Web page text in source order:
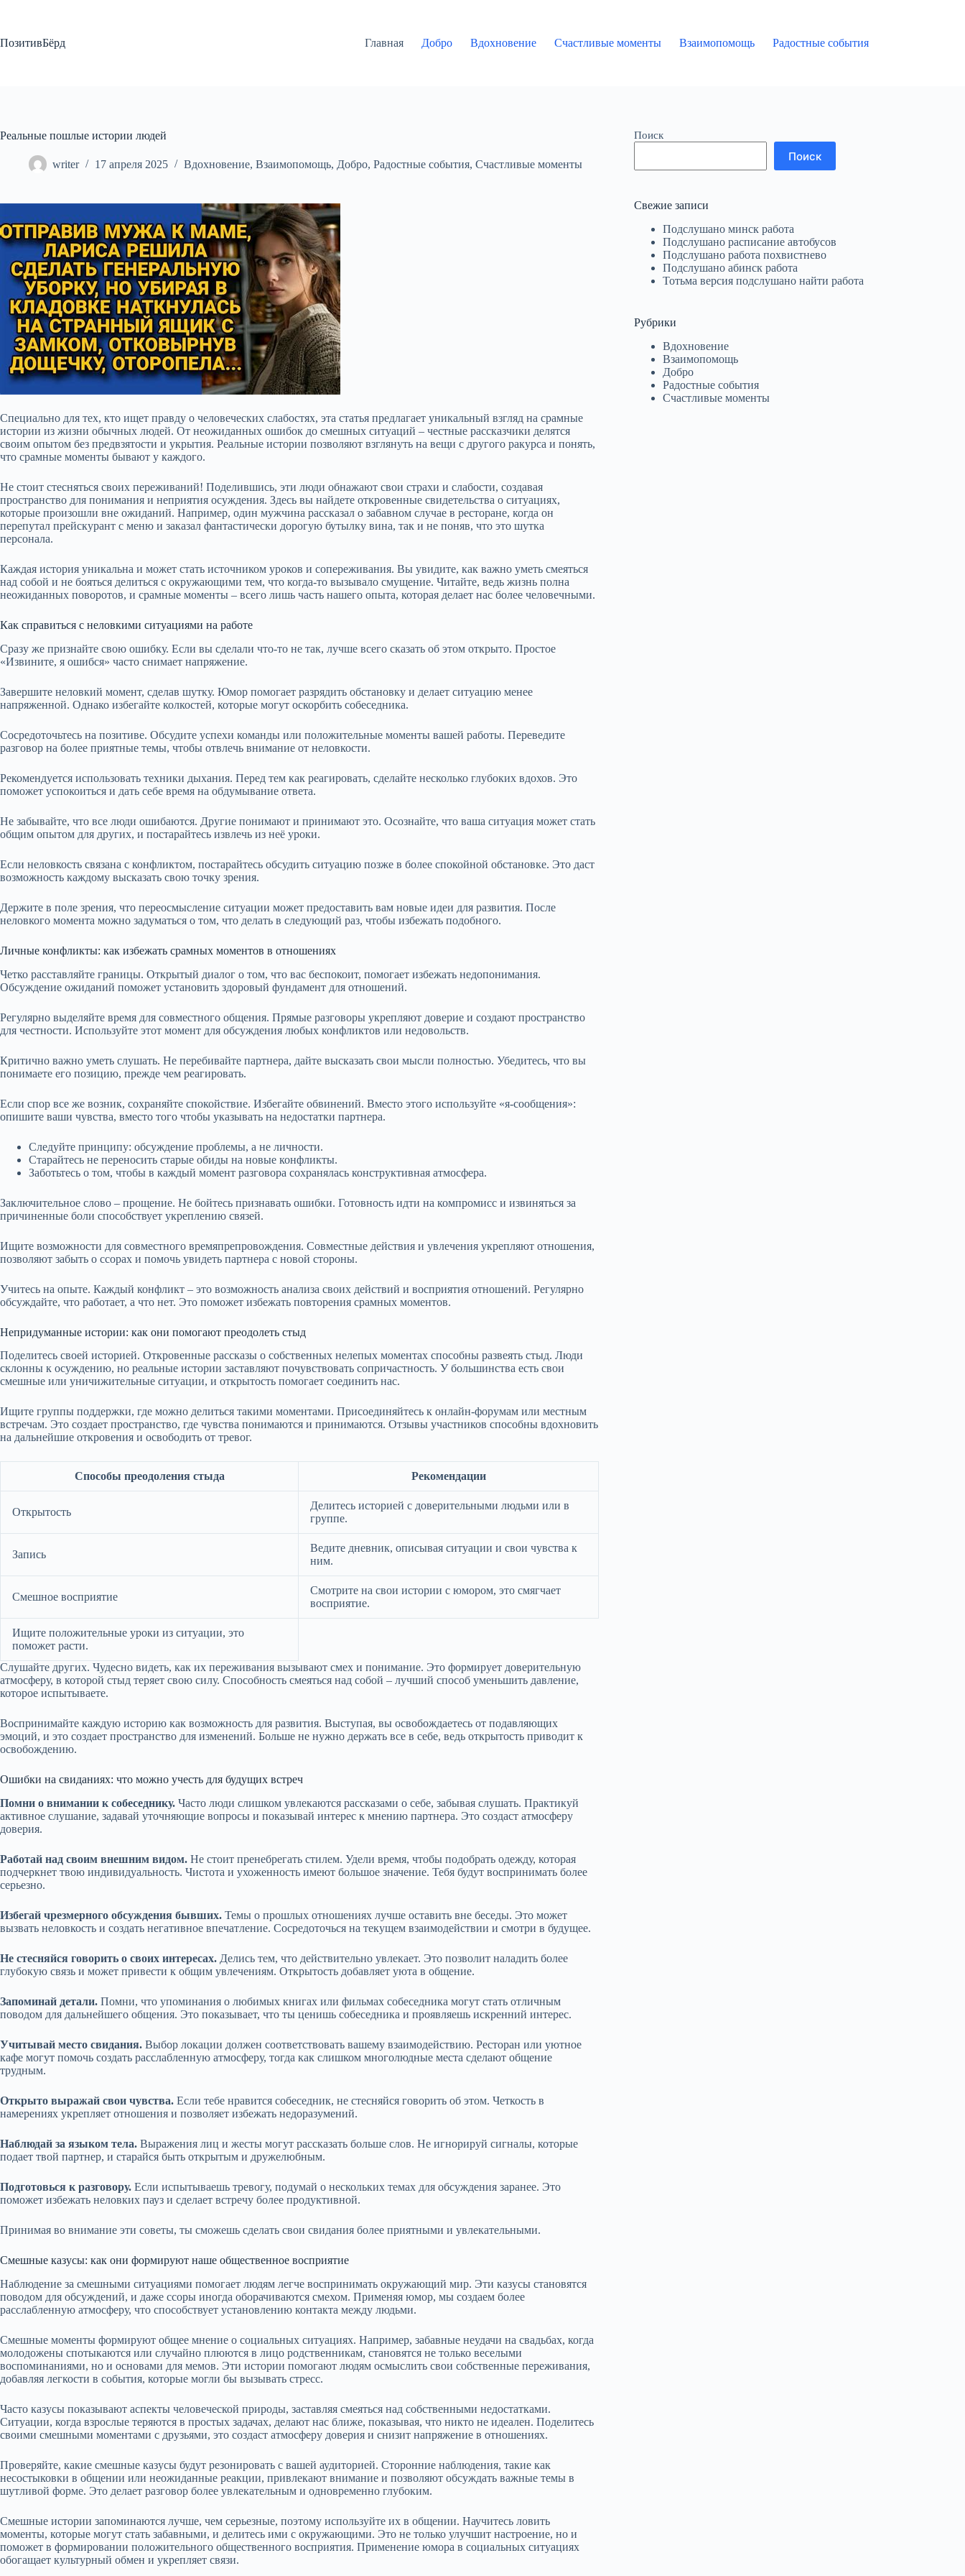
ПозитивБёрд
Главная Добро Вдохновение Счастливые моменты Взаимопомощь Радостные события
Реальные пошлые истории людей
writer 17 апреля 2025 Вдохновение, Взаимопомощь, Добро, Радостные события, Счастливые моменты
Специально для тех, кто ищет правду о человеческих слабостях, эта статья предлагает уникальный взгляд на срамные
истории из жизни обычных людей. От неожиданных ошибок до смешных ситуаций – честные рассказчики делятся
своим опытом без предвзятости и укрытия. Реальные истории позволяют взглянуть на вещи с другого ракурса и понять,
что срамные моменты бывают у каждого.
Не стоит стесняться своих переживаний! Поделившись, эти люди обнажают свои страхи и слабости, создавая
пространство для понимания и неприятия осуждения. Здесь вы найдете откровенные свидетельства о ситуациях,
которые произошли вне ожиданий. Например, один мужчина рассказал о забавном случае в ресторане, когда он
перепутал прейскурант с меню и заказал фантастически дорогую бутылку вина, так и не поняв, что это шутка
персонала.
Каждая история уникальна и может стать источником уроков и сопереживания. Вы увидите, как важно уметь смеяться
над собой и не бояться делиться с окружающими тем, что когда-то вызывало смущение. Читайте, ведь жизнь полна
неожиданных поворотов, и срамные моменты – всего лишь часть нашего опыта, которая делает нас более человечными.
Как справиться с неловкими ситуациями на работе
Сразу же признайте свою ошибку. Если вы сделали что-то не так, лучше всего сказать об этом открыто. Простое
«Извините, я ошибся» часто снимает напряжение.
Завершите неловкий момент, сделав шутку. Юмор помогает разрядить обстановку и делает ситуацию менее
напряженной. Однако избегайте колкостей, которые могут оскорбить собеседника.
Сосредоточьтесь на позитиве. Обсудите успехи команды или положительные моменты вашей работы. Переведите
разговор на более приятные темы, чтобы отвлечь внимание от неловкости.
Рекомендуется использовать техники дыхания. Перед тем как реагировать, сделайте несколько глубоких вдохов. Это
поможет успокоиться и дать себе время на обдумывание ответа.
Не забывайте, что все люди ошибаются. Другие понимают и принимают это. Осознайте, что ваша ситуация может стать
общим опытом для других, и постарайтесь извлечь из неё уроки.
Если неловкость связана с конфликтом, постарайтесь обсудить ситуацию позже в более спокойной обстановке. Это даст
возможность каждому высказать свою точку зрения.
Держите в поле зрения, что переосмысление ситуации может предоставить вам новые идеи для развития. После
неловкого момента можно задуматься о том, что делать в следующий раз, чтобы избежать подобного.
Личные конфликты: как избежать срамных моментов в отношениях
Четко расставляйте границы. Открытый диалог о том, что вас беспокоит, помогает избежать недопонимания.
Обсуждение ожиданий поможет установить здоровый фундамент для отношений.
Регулярно выделяйте время для совместного общения. Прямые разговоры укрепляют доверие и создают пространство
для честности. Используйте этот момент для обсуждения любых конфликтов или недовольств.
Критично важно уметь слушать. Не перебивайте партнера, дайте высказать свои мысли полностью. Убедитесь, что вы
понимаете его позицию, прежде чем реагировать.
Если спор все же возник, сохраняйте спокойствие. Избегайте обвинений. Вместо этого используйте «я-сообщения»:
опишите ваши чувства, вместо того чтобы указывать на недостатки партнера.
Следуйте принципу: обсуждение проблемы, а не личности.
Старайтесь не переносить старые обиды на новые конфликты.
Заботьтесь о том, чтобы в каждый момент разговора сохранялась конструктивная атмосфера.
Заключительное слово – прощение. Не бойтесь признавать ошибки. Готовность идти на компромисс и извиняться за
причиненные боли способствует укреплению связей.
Ищите возможности для совместного времяпрепровождения. Совместные действия и увлечения укрепляют отношения,
позволяют забыть о ссорах и помочь увидеть партнера с новой стороны.
Учитесь на опыте. Каждый конфликт – это возможность анализа своих действий и восприятия отношений. Регулярно
обсуждайте, что работает, а что нет. Это поможет избежать повторения срамных моментов.
Непридуманные истории: как они помогают преодолеть стыд
Поделитесь своей историей. Откровенные рассказы о собственных нелепых моментах способны развеять стыд. Люди
склонны к осуждению, но реальные истории заставляют почувствовать сопричастность. У большинства есть свои
смешные или уничижительные ситуации, и открытость помогает соединить нас.
Ищите группы поддержки, где можно делиться такими моментами. Присоединяйтесь к онлайн-форумам или местным
встречам. Это создает пространство, где чувства понимаются и принимаются. Отзывы участников способны вдохновить
на дальнейшие откровения и освободить от тревог.
Способы преодоления стыда Рекомендации
Открытость
Делитесь историей с доверительными людьми или в
группе.
Запись
Ведите дневник, описывая ситуации и свои чувства к
ним.
Смешное восприятие
Смотрите на свои истории с юмором, это смягчает
восприятие.
Ищите положительные уроки из ситуации, это
поможет расти.
Слушайте других. Чудесно видеть, как их переживания вызывают смех и понимание. Это формирует доверительную
атмосферу, в которой стыд теряет свою силу. Способность смеяться над собой – лучший способ уменьшить давление,
которое испытываете.
Воспринимайте каждую историю как возможность для развития. Выступая, вы освобождаетесь от подавляющих
эмоций, и это создает пространство для изменений. Больше не нужно держать все в себе, ведь открытость приводит к
освобождению.
Ошибки на свиданиях: что можно учесть для будущих встреч
Помни о внимании к собеседнику. Часто люди слишком увлекаются рассказами о себе, забывая слушать. Практикуй
активное слушание, задавай уточняющие вопросы и показывай интерес к мнению партнера. Это создаст атмосферу
доверия.
Работай над своим внешним видом. Не стоит пренебрегать стилем. Удели время, чтобы подобрать одежду, которая
подчеркнет твою индивидуальность. Чистота и ухоженность имеют большое значение. Тебя будут воспринимать более
серьезно.
Избегай чрезмерного обсуждения бывших. Темы о прошлых отношениях лучше оставить вне беседы. Это может
вызвать неловкость и создать негативное впечатление. Сосредоточься на текущем взаимодействии и смотри в будущее.
Не стесняйся говорить о своих интересах. Делись тем, что действительно увлекает. Это позволит наладить более
глубокую связь и может привести к общим увлечениям. Открытость добавляет уюта в общение.
Запоминай детали. Помни, что упоминания о любимых книгах или фильмах собеседника могут стать отличным
поводом для дальнейшего общения. Это показывает, что ты ценишь собеседника и проявляешь искренний интерес.
Учитывай место свидания. Выбор локации должен соответствовать вашему взаимодействию. Ресторан или уютное
кафе могут помочь создать расслабленную атмосферу, тогда как слишком многолюдные места сделают общение
трудным.
Открыто выражай свои чувства. Если тебе нравится собеседник, не стесняйся говорить об этом. Четкость в
намерениях укрепляет отношения и позволяет избежать недоразумений.
Наблюдай за языком тела. Выражения лиц и жесты могут рассказать больше слов. Не игнорируй сигналы, которые
подает твой партнер, и старайся быть открытым и дружелюбным.
Подготовься к разговору. Если испытываешь тревогу, подумай о нескольких темах для обсуждения заранее. Это
поможет избежать неловких пауз и сделает встречу более продуктивной.
Принимая во внимание эти советы, ты сможешь сделать свои свидания более приятными и увлекательными.
Смешные казусы: как они формируют наше общественное восприятие
Наблюдение за смешными ситуациями помогает людям легче воспринимать окружающий мир. Эти казусы становятся
поводом для обсуждений, и даже ссоры иногда оборачиваются смехом. Применяя юмор, мы создаем более
расслабленную атмосферу, что способствует установлению контакта между людьми.
Смешные моменты формируют общее мнение о социальных ситуациях. Например, забавные неудачи на свадьбах, когда
молодожены спотыкаются или случайно плюются в лицо родственникам, становятся не только веселыми
воспоминаниями, но и основами для мемов. Эти истории помогают людям осмыслить свои собственные переживания,
добавляя легкости в события, которые могли бы вызывать стресс.
Часто казусы показывают аспекты человеческой природы, заставляя смеяться над собственными недостатками.
Ситуации, когда взрослые теряются в простых задачах, делают нас ближе, показывая, что никто не идеален. Поделитесь
своими смешными моментами с друзьями, это создаст атмосферу доверия и снизит напряжение в отношениях.
Проверяйте, какие смешные казусы будут резонировать с вашей аудиторией. Сторонние наблюдения, такие как
несостыковки в общении или неожиданные реакции, привлекают внимание и позволяют обсуждать важные темы в
шутливой форме. Это делает разговор более увлекательным и одновременно глубоким.
Смешные истории запоминаются лучше, чем серьезные, поэтому используйте их в общении. Научитесь ловить
моменты, которые могут стать забавными, и делитесь ими с окружающими. Это не только улучшит настроение, но и
поможет в формировании положительного общественного восприятия. Применение юмора в социальных ситуациях
обогащает культурный обмен и укрепляет связи.
Поиск
Поиск
Свежие записи
Подслушано минск работа
Подслушано расписание автобусов
Подслушано работа похвистнево
Подслушано абинск работа
Тотьма версия подслушано найти работа
Рубрики
Вдохновение
Взаимопомощь
Добро
Радостные события
Счастливые моменты